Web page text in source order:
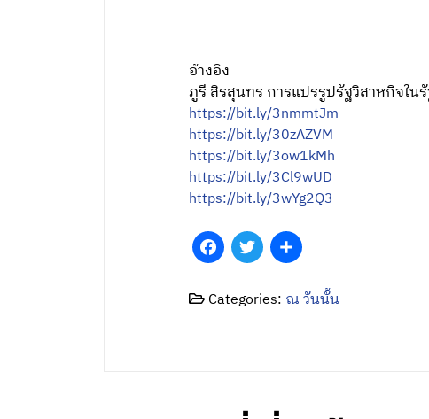
อ้างอิง
ภูรี สิรสุนทร การแปรรูปรัฐวิสาหกิจใ
https://bit.ly/3nmmtJm
https://bit.ly/30zAZVM
https://bit.ly/3ow1kMh
https://bit.ly/3Cl9wUD
https://bit.ly/3wYg2Q3
Facebook
TwitterShare
Categories: ณ วันนั้น